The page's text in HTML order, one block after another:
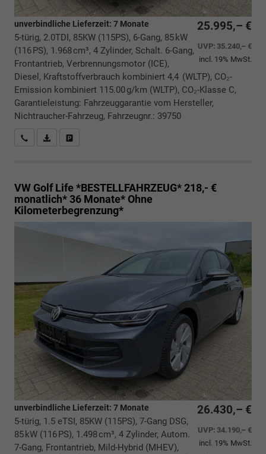
25.995,– €
UVP: 35.240,– €
incl. 19% MwSt.
unverbindliche Lieferzeit: 7 Monate
5-türig, 2.0TDI, 85KW (115PS), 6-Gang, 85 kW
(116 PS), 1.968 cm³, 4 Zylinder, Schalt. 6-Gang,
Frontantrieb, Verbrennungsmotor (ICE),
Diesel, Kraftstoffverbrauch kombiniert 4,4 (WLTP), CO₂-
Emission kombiniert 115.00 g/km (WLTP), CO₂-Klasse C,
Garantieleistung: Fahrzeuggarantie vom Hersteller,
Nichtraucher-Fahrzeug, Fahrzeugnr.: 39750
Rückrufbitte absenden
PDF-Datei, Fahrzeugexposé drucken
VW Golf Life *BESTELLFAHRZEUG* 218,- €
monatlich* 36 Monate* Ohne
Kilometerbegrenzung*
26.430,– €
UVP: 34.190,– €
incl. 19% MwSt.
unverbindliche Lieferzeit: 7 Monate
5-türig, 1.5 eTSI, 85KW (115PS), 7-Gang DSG,
85 kW (116 PS), 1.498 cm³, 4 Zylinder, Autom.
7-Gang, Frontantrieb, Mild-Hybrid (MHEV),